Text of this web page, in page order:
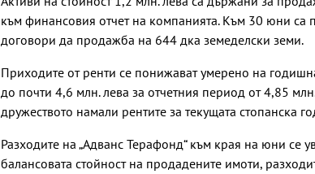
към финансовия отчет на компанията. Към 30 юни са
договори да продажба на 644 дка земеделски земи.
Приходите от ренти се понижават умерено на
до почти 4,6 млн. лева за отчетния период от 4,85
дружеството намали рентите за текущата стопанска
Разходите на „Адванс Терафонд“ към края на юни се
балансовата стойност на продадените имоти,